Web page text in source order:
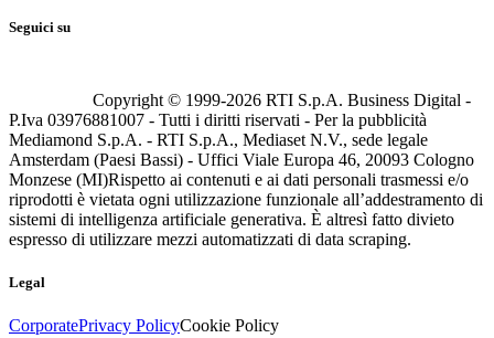
Seguici su
Copyright © 1999-2026 RTI S.p.A. Business Digital -
P.Iva 03976881007 - Tutti i diritti riservati - Per la pubblicità
Mediamond S.p.A. - RTI S.p.A., Mediaset N.V., sede legale
Amsterdam (Paesi Bassi) - Uffici Viale Europa 46, 20093 Cologno
Monzese (MI)Rispetto ai contenuti e ai dati personali trasmessi e/o
riprodotti è vietata ogni utilizzazione funzionale all’addestramento di
sistemi di intelligenza artificiale generativa. È altresì fatto divieto
espresso di utilizzare mezzi automatizzati di data scraping.
Legal
CorporatePrivacy PolicyCookie Policy